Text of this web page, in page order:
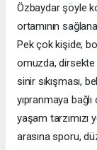
Özbaydar şöyle
ortamının
Pek çok kişide;
omuzda, dirsekte
sinir sıkışması,
yıpranmaya
yaşam tarzımızı
arasına sporu,